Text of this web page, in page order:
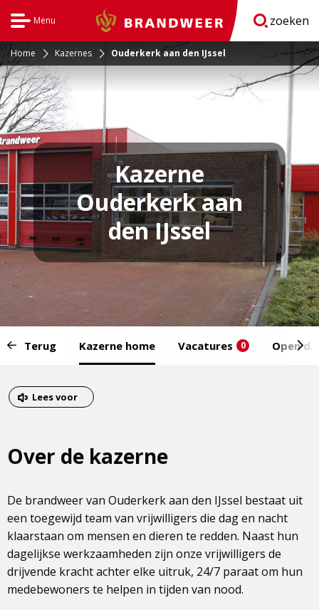
Menu Brandweer zoeken
Home Kazernes Ouderkerk aan den IJssel
Kazerne
Ouderkerk aan
den IJssel
van
menu:
Terug Kazerne home Vacatures 0 Open
van
het
Dit
externe
Lees voor
Over de kazerne
De brandweer van Ouderkerk aan den IJssel bestaat uit
een toegewijd team van vrijwilligers die dag en nacht
klaarstaan om mensen en dieren te redden. Naast hun
dagelijkse werkzaamheden zijn onze vrijwilligers de
drijvende kracht achter elke uitruk, 24/7 paraat om hun
medebewoners te helpen in tijden van nood.